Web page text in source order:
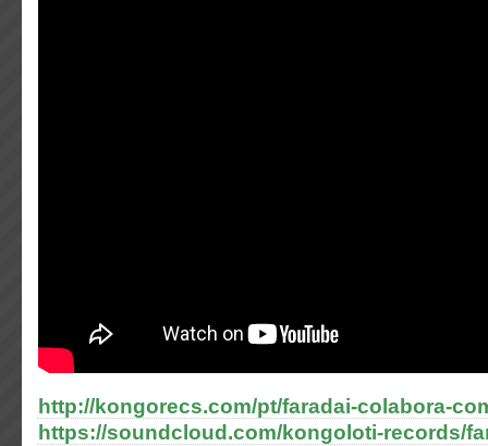
http://kongorecs.com/pt/faradai-colabora-
https://soundcloud.com/kongoloti-records/